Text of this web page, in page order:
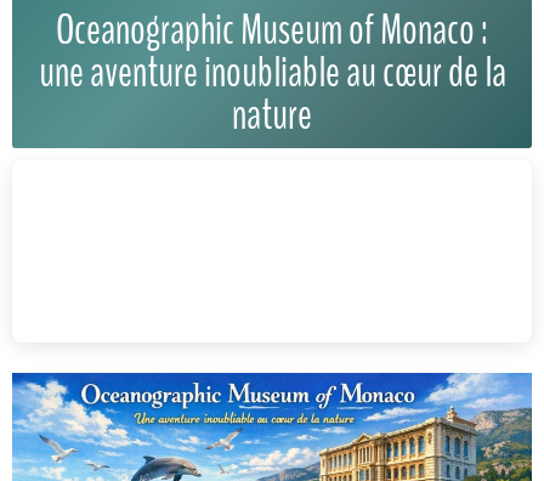
Oceanographic Museum of Monaco :
une aventure inoubliable au cœur de la
nature